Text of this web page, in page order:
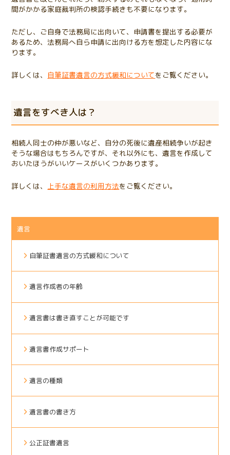
間がかかる家庭裁判所の検認手続きも不要になります。
ただし、ご自身で法務局に出向いて、申請書を提出する必要が
あるため、法務局へ自ら申請に出向ける方を想定した内容にな
ります。
詳しくは、 自筆証書遺言の方式緩和についてをご覧ください。
遺言をすべき人は？
相続人同士の仲が悪いなど、自分の死後に遺産相続争いが起き
そうな場合はもちろんですが、それ以外にも、遺言を作成して
おいたほうがいいケースがいくつかあります。
詳しくは、 上手な遺言の利用方法をご覧ください。
遺言
自筆証書遺言の方式緩和について
遺言作成者の年齢
遺言書は書き直すことが可能です
遺言書作成サポート
遺言の種類
遺言書の書き方
公正証書遺言